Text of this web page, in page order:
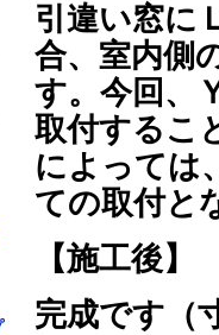
引違い窓に
合、室内側
す。今回、
取付するこ
によっては
ての取付と
【施工後】
完成です（